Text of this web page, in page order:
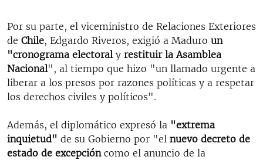
Por su parte, el viceministro de Relaciones Exteriores
de Chile, Edgardo Riveros, exigió a Maduro un
"cronograma electoral y restituir la Asamblea
Nacional", al tiempo que hizo "un llamado urgente a
liberar a los presos por razones políticas y a respetar
los derechos civiles y políticos".
Además, el diplomático expresó la "extrema
inquietud" de su Gobierno por "el nuevo decreto de
estado de excepcióncomo el anuncio de la